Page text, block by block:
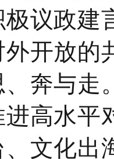
议政建
开放的
奔与走
高水平
文化出